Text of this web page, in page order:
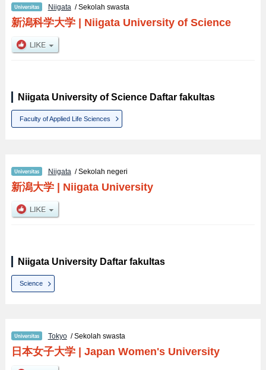
Niigata/ Sekolah swasta
新潟科学大学| Niigata University of Science
Niigata University of Science Daftar fakultas
Faculty of Applied Life Sciences
Niigata/ Sekolah negeri
新潟大学| Niigata University
Niigata University Daftar fakultas
Science
Tokyo/ Sekolah swasta
日本女子大学| Japan Women's University